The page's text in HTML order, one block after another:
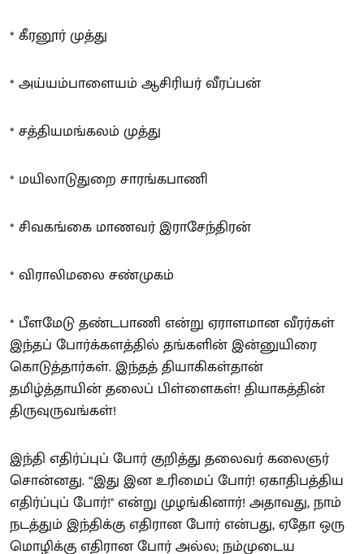
* கீரனூர் முத்து
* அய்யம்பாளையம் ஆசிரியர் வீரப்பன்
* சத்தியமங்கலம் முத்து
* மயிலாடுதுறை சாரங்கபாணி
* சிவகங்கை மாணவர் இராசேந்திரன்
* விராலிமலை சண்முகம்
* பீளமேடு தண்டபாணி என்று ஏராளமான வீரர்கள்
இந்தப் போர்க்களத்தில் தங்களின் இன்னுயிரை
கொடுத்தார்கள். இந்தத் தியாகிகள்தான்
தமிழ்த்தாயின் தலைப் பிள்ளைகள்! தியாகத்தின்
திருவுருவங்கள்!
இந்தி எதிர்ப்புப் போர் குறித்து தலைவர் கலைஞர்
சொன்னது. “இது இன உரிமைப் போர்! ஏகாதிபத்திய
எதிர்ப்புப் போர்!" என்று முழங்கினார்! அதாவது, நாம்
நடத்தும் இந்திக்கு எதிரான போர் என்பது, ஏதோ ஒரு
மொழிக்கு எதிரான போர் அல்ல; நம்முடைய